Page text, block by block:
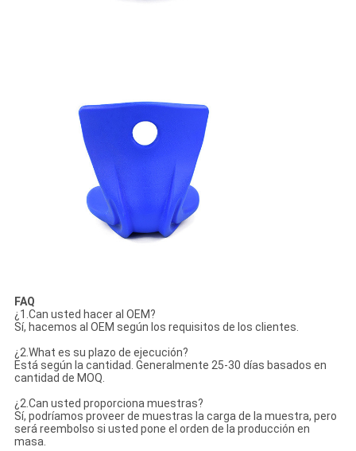
FAQ
¿1.Can usted hacer al OEM?
Sí, hacemos al OEM según los requisitos de los clientes.
¿2.What es su plazo de ejecución?
Está según la cantidad. Generalmente 25-30 días basados en
cantidad de MOQ.
¿2.Can usted proporciona muestras?
Sí, podríamos proveer de muestras la carga de la muestra, pero
será reembolso si usted pone el orden de la producción en
masa.